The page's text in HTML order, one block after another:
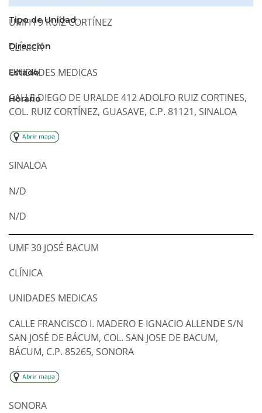
Tipo de Unidad
Dirección
Estado
Horario
UMFH 9 RUÍZ CORTÍNEZ
CLÍNICA
UNIDADES MEDICAS
CALLE DIEGO DE URALDE 412 ADOLFO RUIZ CORTINES,
COL. RUIZ CORTÍNEZ, GUASAVE, C.P. 81121, SINALOA
SINALOA
N/D
N/D
UMF 30 JOSÉ BACUM
CLÍNICA
UNIDADES MEDICAS
CALLE FRANCISCO I. MADERO E IGNACIO ALLENDE S/N
SAN JOSÉ DE BÁCUM, COL. SAN JOSE DE BACUM,
BÁCUM, C.P. 85265, SONORA
SONORA